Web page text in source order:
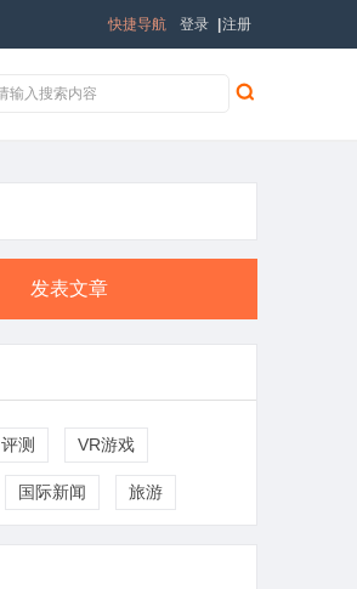
登录 注册
快捷导航
发表文章
评测 VR游戏
国际新闻 旅游